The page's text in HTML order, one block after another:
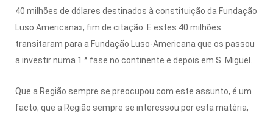
40 milhões de dólares destinados à constituição da Fundação
Luso Americana», fim de citação. E estes 40 milhões
transitaram para a Fundação Luso-Americana que os passou
a investir numa 1.ª fase no continente e depois em S. Miguel.
Que a Região sempre se preocupou com este assunto, é um
facto; que a Região sempre se interessou por esta matéria,